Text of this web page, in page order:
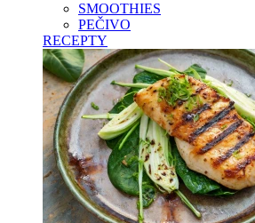
SMOOTHIES
PEČIVO
RECEPTY